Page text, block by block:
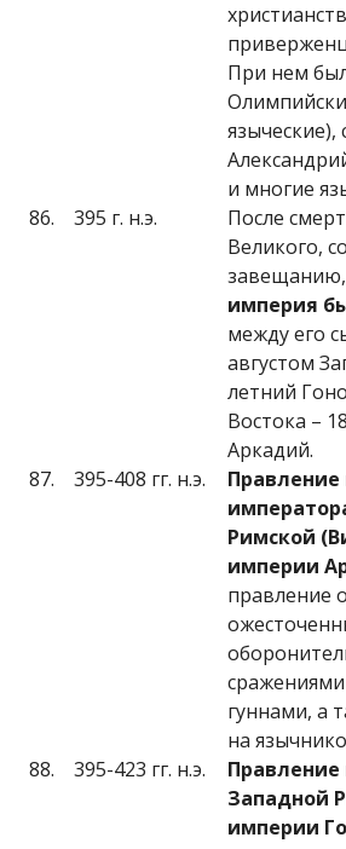
При нем
и многие
86.
395 г. н.э.
После
Великого,
завещанию,
империя
между его
августом
летний
Востока –
Аркадий.
87.
395-408 гг. н.э.
Правление
Римской
империи
правление
гуннами, а
на
88.
395-423 гг. н.э.
Западной
империи